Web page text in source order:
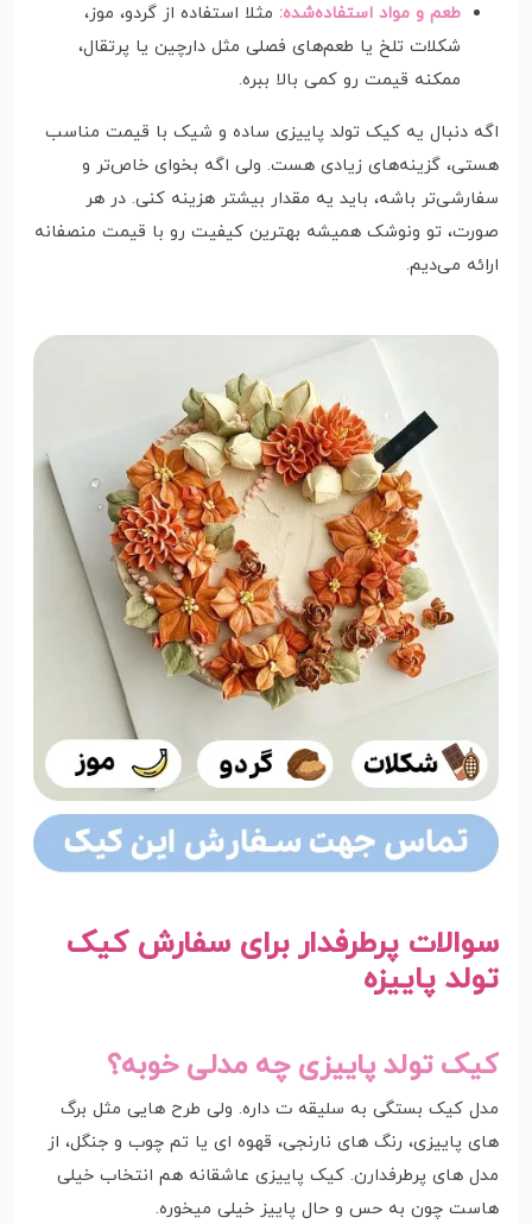
طعم و مواد استفاده‌شده: مثلا استفاده از گردو، موز،
شکلات تلخ یا طعم‌های فصلی مثل دارچین یا پرتقال،
ممکنه قیمت رو کمی بالا ببره.
اگه دنبال یه کیک تولد پاییزی ساده و شیک با قیمت مناسب
هستی، گزینه‌های زیادی هست. ولی اگه بخوای خاص‌تر و
سفارشی‌تر باشه، باید یه مقدار بیشتر هزینه کنی. در هر
صورت، تو ونوشک همیشه بهترین کیفیت رو با قیمت منصفانه
ارائه می‌دیم.
سوالات پرطرفدار برای سفارش کیک
تولد پاییزه
کیک تولد پاییزی چه مدلی خوبه؟
مدل کیک بستگی به سلیقه ت داره. ولی طرح هایی مثل برگ
های پاییزی، رنگ های نارنجی، قهوه ای یا تم چوب و جنگل، از
مدل های پرطرفدارن. کیک پاییزی عاشقانه هم انتخاب خیلی
هاست چون به حس و حال پاییز خیلی میخوره.